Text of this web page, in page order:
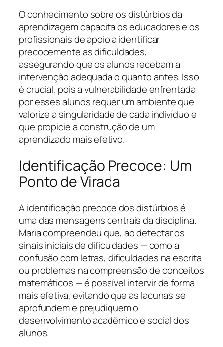
O conhecimento sobre os distúrbios da
aprendizagem capacita os educadores e os
profissionais de apoio a identificar
precocemente as dificuldades,
assegurando que os alunos recebam a
intervenção adequada o quanto antes. Isso
é crucial, pois a vulnerabilidade enfrentada
por esses alunos requer um ambiente que
valorize a singularidade de cada indivíduo e
que propicie a construção de um
aprendizado mais efetivo.
Identificação Precoce: Um
Ponto de Virada
A identificação precoce dos distúrbios é
uma das mensagens centrais da disciplina.
Maria compreendeu que, ao detectar os
sinais iniciais de dificuldades — como a
confusão com letras, dificuldades na escrita
ou problemas na compreensão de conceitos
matemáticos — é possível intervir de forma
mais efetiva, evitando que as lacunas se
aprofundem e prejudiquem o
desenvolvimento acadêmico e social dos
alunos.